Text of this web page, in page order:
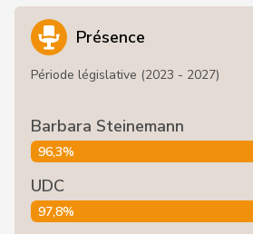
Présence
Période législative (2023 - 2027)
Barbara Steinemann
96,3%
UDC
97,8%